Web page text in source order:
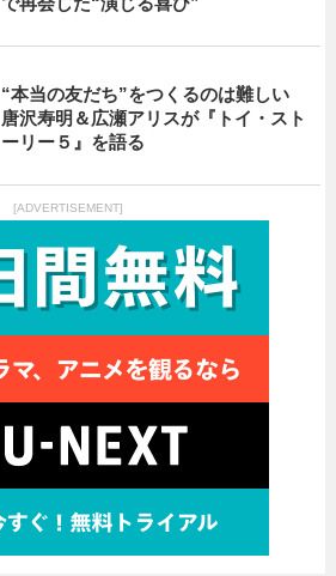
“本当の友だち”をつくるのは難しい
唐沢寿明＆広瀬アリスが『トイ・スト
ーリー５』を語る
[ADVERTISEMENT]